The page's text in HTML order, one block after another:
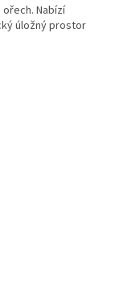
Nabízí
úložný prostor